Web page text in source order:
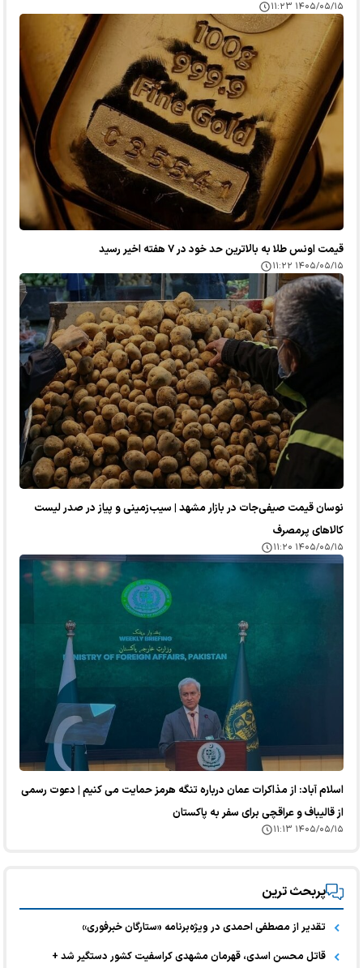
۱۴۰۵/۰۵/۱۵ ۱۱:۲۳
قیمت اونس طلا به بالاترین حد خود در ۷ هفته اخیر رسید
۱۴۰۵/۰۵/۱۵ ۱۱:۲۲
نوسان قیمت صیفی‌جات در بازار مشهد | سیب‌زمینی و پیاز در صدر لیست
کالا‌های پرمصرف
۱۴۰۵/۰۵/۱۵ ۱۱:۲۰
اسلام آباد: از مذاکرات عمان درباره تنگه هرمز حمایت می کنیم | دعوت رسمی
از قالیباف و عراقچی برای سفر به پاکستان
۱۴۰۵/۰۵/۱۵ ۱۱:۱۳
پربحث ترین
تقدیر از مصطفی احمدی در ویژه‌برنامه «ستارگان خبرفوری»
قاتل محسن اسدی، قهرمان مشهدی کراسفیت کشور دستگیر شد +